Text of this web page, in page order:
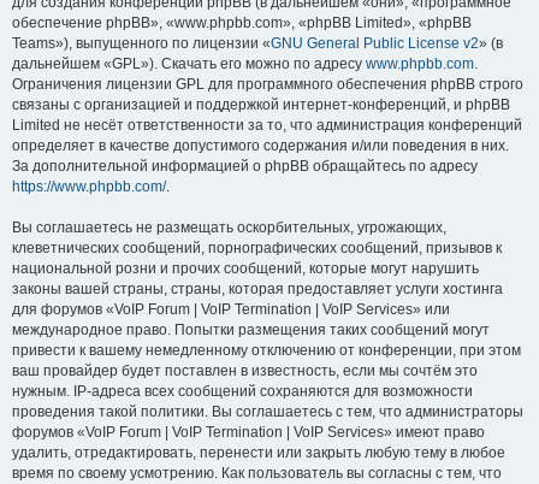
обеспечение phpBB», «www.phpbb.com», «phpBB Limited», «phpBB
Teams»), выпущенного по лицензии «GNU General Public License v2» (в
дальнейшем «GPL»). Скачать его можно по адресу www.phpbb.com.
Ограничения лицензии GPL для программного обеспечения phpBB строго
связаны с организацией и поддержкой интернет-конференций, и phpBB
Limited не несёт ответственности за то, что администрация конференций
определяет в качестве допустимого содержания и/или поведения в них.
За дополнительной информацией о phpBB обращайтесь по адресу
https://www.phpbb.com/.
Вы соглашаетесь не размещать оскорбительных, угрожающих,
клеветнических сообщений, порнографических сообщений, призывов к
национальной розни и прочих сообщений, которые могут нарушить
законы вашей страны, страны, которая предоставляет услуги хостинга
для форумов «VoIP Forum | VoIP Termination | VoIP Services» или
международное право. Попытки размещения таких сообщений могут
привести к вашему немедленному отключению от конференции, при этом
ваш провайдер будет поставлен в известность, если мы сочтём это
нужным. IP-адреса всех сообщений сохраняются для возможности
проведения такой политики. Вы соглашаетесь с тем, что администраторы
форумов «VoIP Forum | VoIP Termination | VoIP Services» имеют право
удалить, отредактировать, перенести или закрыть любую тему в любое
время по своему усмотрению. Как пользователь вы согласны с тем, что